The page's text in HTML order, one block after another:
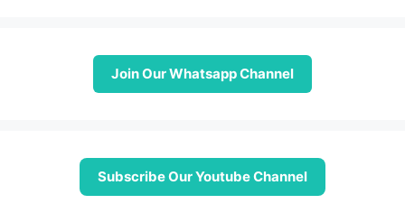
Join Our Whatsapp Channel
Subscribe Our Youtube Channel